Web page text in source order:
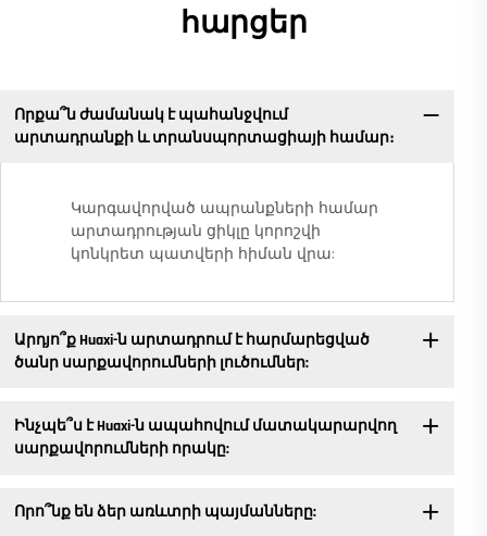
հարցեր
Որքա՞ն ժամանակ է պահանջվում
արտադրանքի և տրանսպորտացիայի համար։
Կարգավորված ապրանքների համար
արտադրության ցիկլը կորոշվի
կոնկրետ պատվերի հիման վրա:
Արդյո՞ք Huaxi-ն արտադրում է հարմարեցված
ծանր սարքավորումների լուծումներ:
Ինչպե՞ս է Huaxi-ն ապահովում մատակարարվող
սարքավորումների որակը:
Որո՞նք են ձեր առևտրի պայմանները: